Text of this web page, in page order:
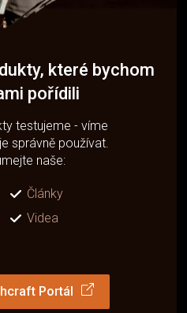
které bychom
pořídili
testujeme - víme
správně používat.
naše:
Články
Videa
Portál